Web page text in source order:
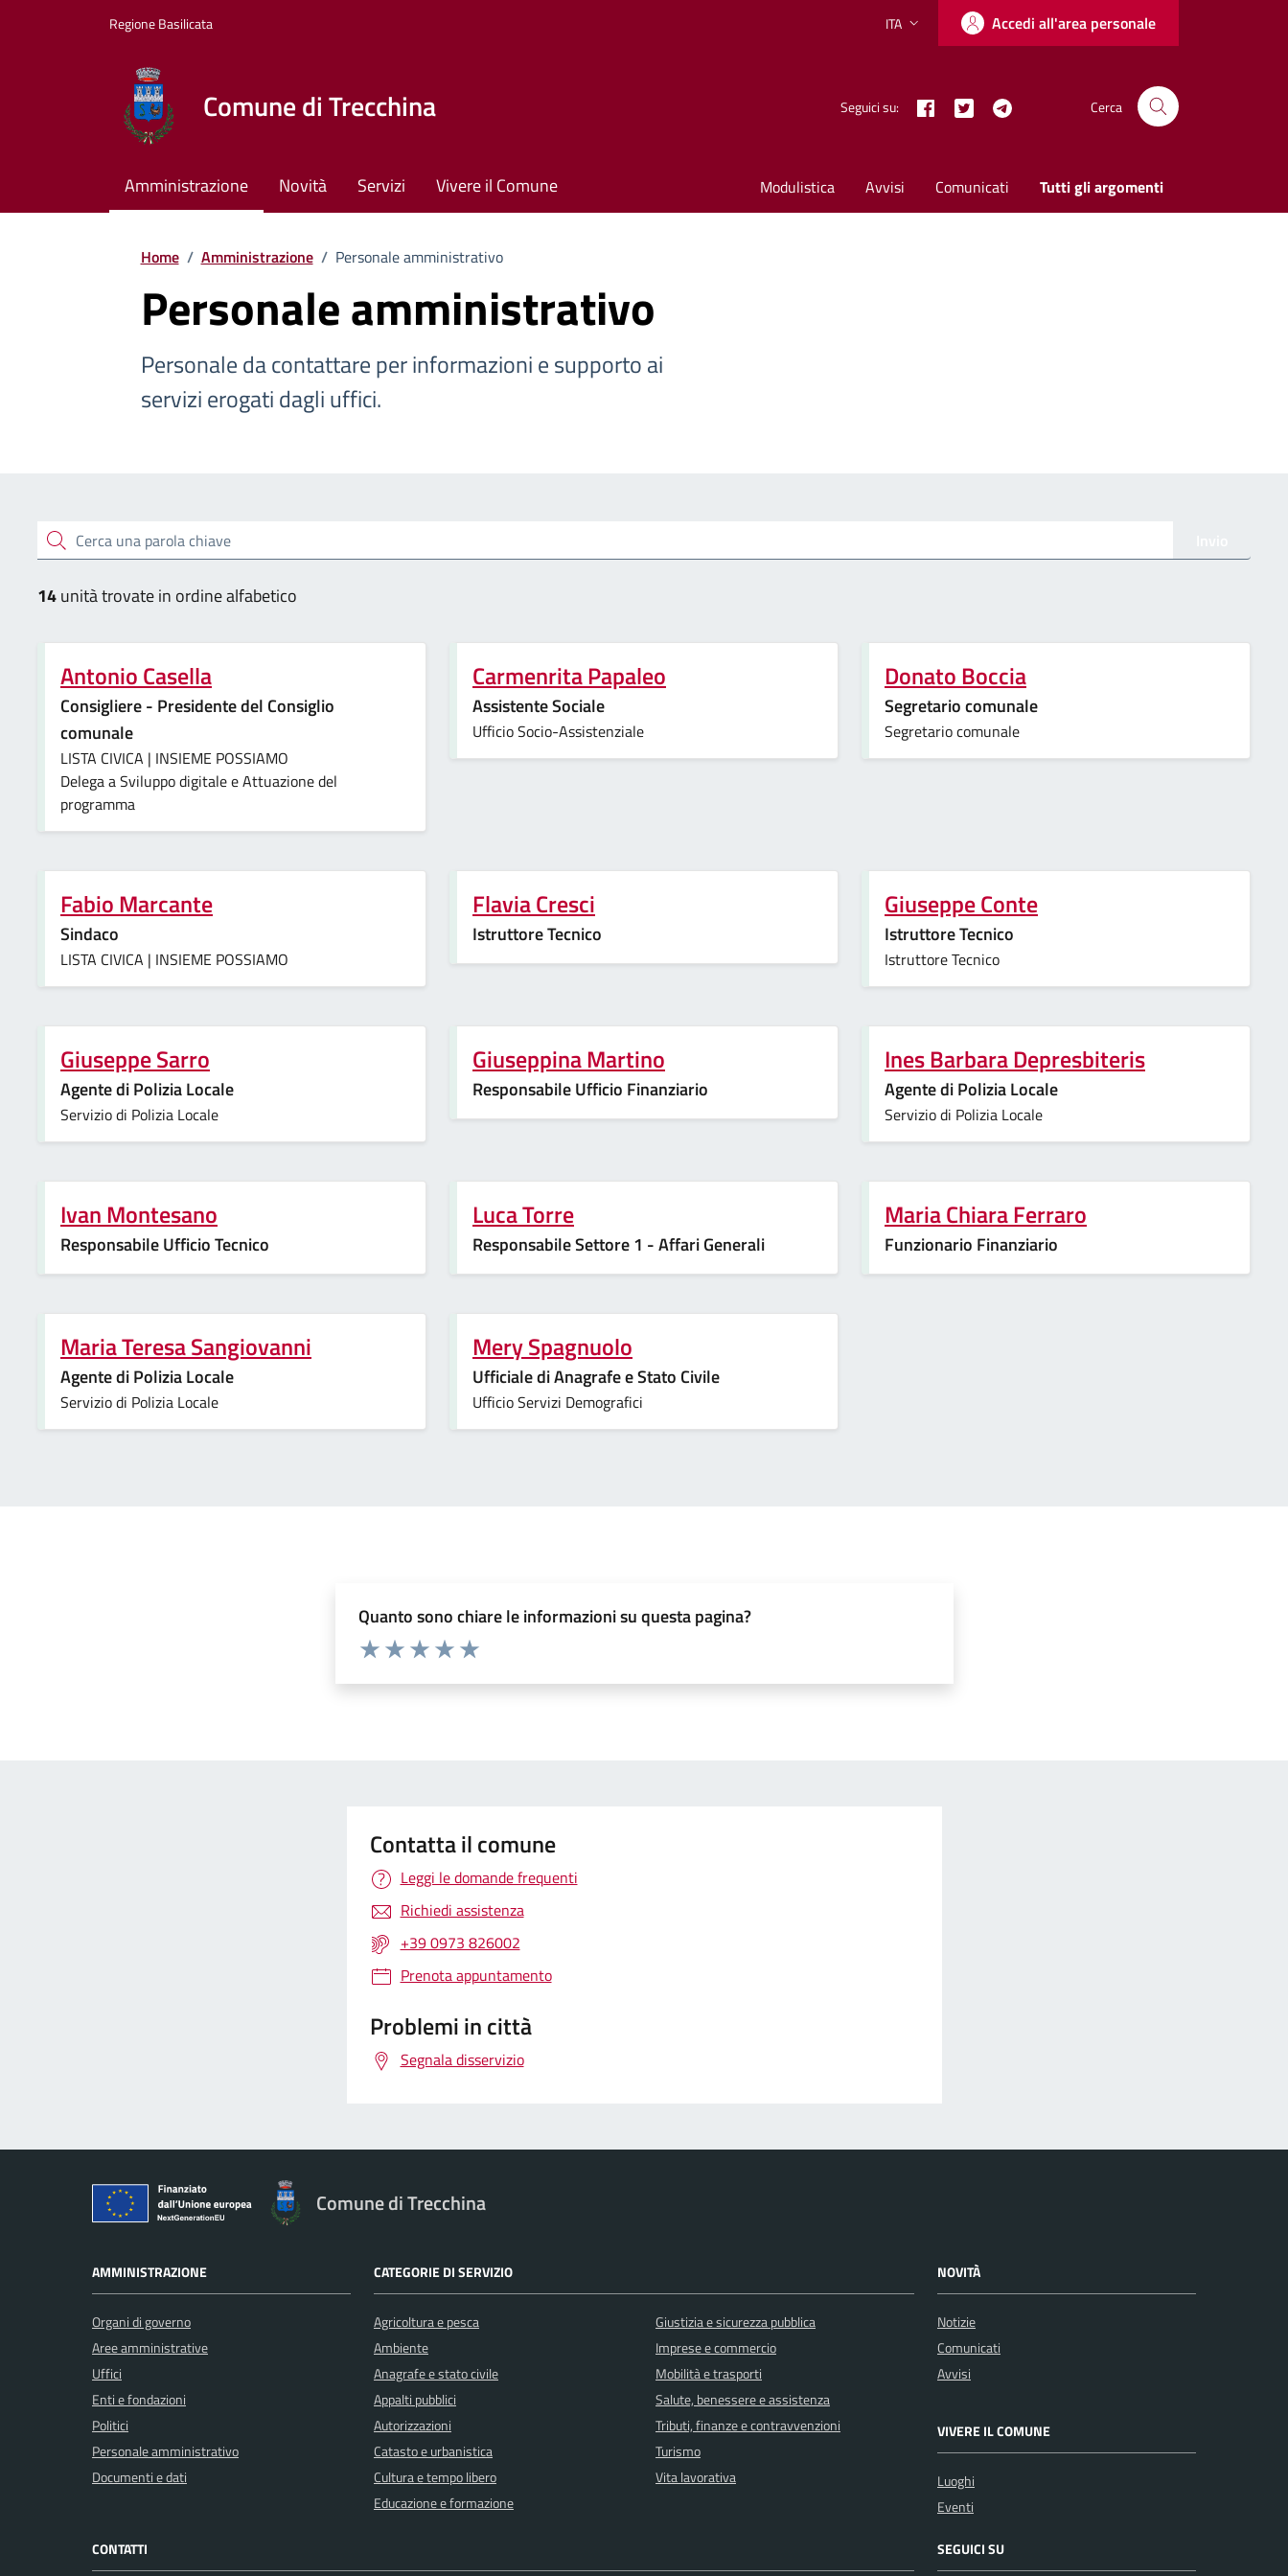
Regione Basilicata Lingua attiva:
ITA Accedi all'area personale
Comune di Trecchina Seguici su: FacebookTwitter X Cerca
Amministrazione Novità Servizi Vivere il Comune Modulistica Avvisi Comunicati Tutti gli argomenti
Home / Amministrazione / Personale amministrativo
Personale amministrativo
Personale da contattare per informazioni e supporto ai
servizi erogati dagli uffici.
Cerca una parola chiave
14unità trovate in ordine alfabetico
Antonio Casella
Consigliere - Presidente del Consiglio
comunale
LISTA CIVICA | INSIEME POSSIAMO
Delega a Sviluppo digitale e Attuazione del
programma
Carmenrita Papaleo
Assistente Sociale
Ufficio Socio-Assistenziale
Donato Boccia
Segretario comunale
Segretario comunale
Fabio Marcante
Sindaco
LISTA CIVICA | INSIEME POSSIAMO
Flavia Cresci
Istruttore Tecnico
Giuseppe Conte
Istruttore Tecnico
Istruttore Tecnico
Giuseppe Sarro
Agente di Polizia Locale
Servizio di Polizia Locale
Giuseppina Martino
Responsabile Ufficio Finanziario
Ines Barbara Depresbiteris
Agente di Polizia Locale
Servizio di Polizia Locale
Ivan Montesano
Responsabile Ufficio Tecnico
Luca Torre
Responsabile Settore 1 - Affari Generali
Maria Chiara Ferraro
Funzionario Finanziario
Maria Teresa Sangiovanni
Agente di Polizia Locale
Servizio di Polizia Locale
Mery Spagnuolo
Ufficiale di Anagrafe e Stato Civile
Ufficio Servizi Demografici
Quanto sono chiare le informazioni su questa pagina?
Contatta il comune
Leggi le domande frequenti
Richiedi assistenza
+39 0973 826002
Prenota appuntamento
Problemi in città
Segnala disservizio
Comune di Trecchina
AMMINISTRAZIONE
Organi di governo
Aree amministrative
Uffici
Enti e fondazioni
Politici
Personale amministrativo
Documenti e dati
CATEGORIE DI SERVIZIO
Agricoltura e pesca
Ambiente
Anagrafe e stato civile
Appalti pubblici
Autorizzazioni
Catasto e urbanistica
Cultura e tempo libero
Educazione e formazione
Giustizia e sicurezza pubblica
Imprese e commercio
Mobilità e trasporti
Salute, benessere e assistenza
Tributi, finanze e contravvenzioni
Turismo
Vita lavorativa
NOVITÀ
Notizie
Comunicati
Avvisi
VIVERE IL COMUNE
Luoghi
Eventi
CONTATTI SEGUICI SU